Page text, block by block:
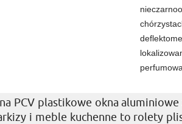
PCV plastikowe okna
i meble kuchenne to rolety